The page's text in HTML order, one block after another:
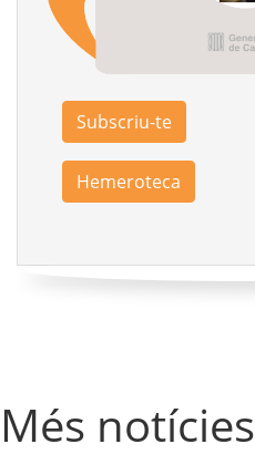
Subscriu-te
Hemeroteca
Més notícies